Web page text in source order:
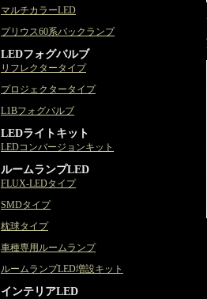
マルチカラーLED
プリウス60系バックランプ
LEDフォグバルブ
リフレクタータイプ
プロジェクタータイプ
L1Bフォグバルブ
LEDライトキット
LEDコンバージョンキット
ルームランプLED
FLUX-LEDタイプ
SMDタイプ
枕球タイプ
車種専用ルームランプ
ルームランプLED増設キット
インテリアLED